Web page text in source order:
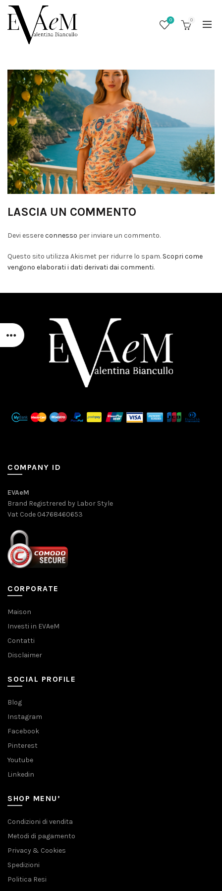
0 0
LASCIA UN COMMENTO
Devi essereconnesso per inviare un commento.
Questo sito utilizza Akismet per ridurre lo spam. Scopri come
vengono elaborati i dati derivati dai commenti.
COMPANY ID
EVAeM
Brand Registrered by Labor Style
Vat Code 04768460653
CORPORATE
Maison
Investi in EVAeM
Contatti
Disclaimer
SOCIAL PROFILE
Blog
Instagram
Facebook
Pinterest
Youtube
Linkedin
SHOP MENU’
Condizioni di vendita
Metodi di pagamento
Privacy & Cookies
Spedizioni
Politica Resi